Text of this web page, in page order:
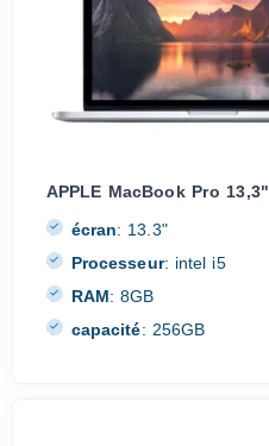
APPLE MacBook Pro 13,3"
écran: 13.3"
Processeur: intel i5
RAM: 8GB
capacité: 256GB